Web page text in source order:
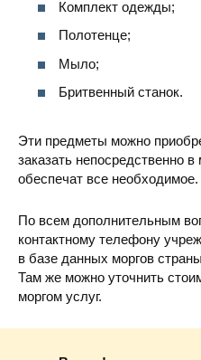
Комплект одежды;
Полотенце;
Мыло;
Бритвенный станок.
Эти предметы можно
заказать непосредственно в
обеспечат все необходимое.
По всем дополнительным
контактному телефону
в базе данных моргов
Там же можно уточнить
моргом услуг.